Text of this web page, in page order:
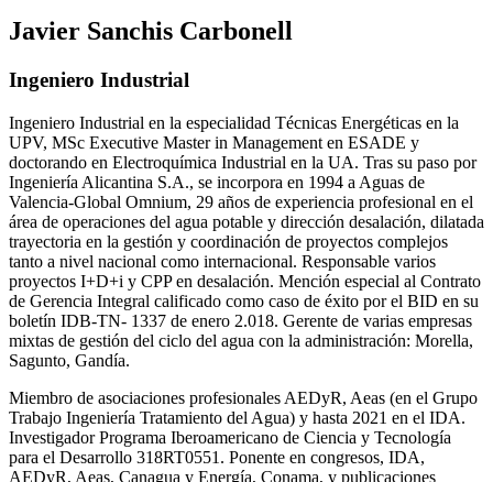
Javier Sanchis Carbonell
Ingeniero Industrial
Ingeniero Industrial en la especialidad Técnicas Energéticas en la
UPV, MSc Executive Master in Management en ESADE y
doctorando en Electroquímica Industrial en la UA. Tras su paso por
Ingeniería Alicantina S.A., se incorpora en 1994 a Aguas de
Valencia-Global Omnium, 29 años de experiencia profesional en el
área de operaciones del agua potable y dirección desalación, dilatada
trayectoria en la gestión y coordinación de proyectos complejos
tanto a nivel nacional como internacional. Responsable varios
proyectos I+D+i y CPP en desalación. Mención especial al Contrato
de Gerencia Integral calificado como caso de éxito por el BID en su
boletín IDB-TN- 1337 de enero 2.018. Gerente de varias empresas
mixtas de gestión del ciclo del agua con la administración: Morella,
Sagunto, Gandía.
Miembro de asociaciones profesionales AEDyR, Aeas (en el Grupo
Trabajo Ingeniería Tratamiento del Agua) y hasta 2021 en el IDA.
Investigador Programa Iberoamericano de Ciencia y Tecnología
para el Desarrollo 318RT0551. Ponente en congresos, IDA,
AEDyR, Aeas, Canagua y Energía, Conama, y publicaciones